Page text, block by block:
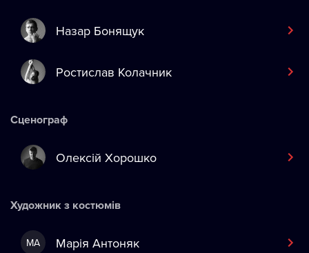
Назар Бонящук
Ростислав Колачник
Сценограф
Олексій Хорошко
Художник з костюмів
МА Марія Антоняк